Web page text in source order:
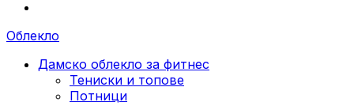
Облекло
Дамско облекло за фитнес
Тениски и топове
Потници